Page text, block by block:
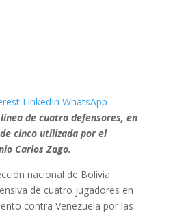
LinkedIn WhatsApp
de cuatro defensores, en
cinco utilizada por el
Carlos Zago.
nacional de Bolivia
de cuatro jugadores en
contra Venezuela por las